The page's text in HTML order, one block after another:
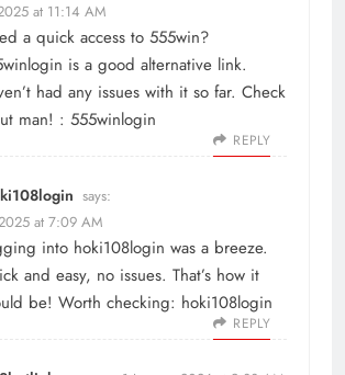
at 11:14 AM
a quick access to 555win?
is a good alternative link.
had any issues with it so far. Check
man! : 555winlogin
REPLY
says:
at 7:09 AM
into hoki108login was a breeze.
and easy, no issues. That’s how it
be! Worth checking: hoki108login
REPLY